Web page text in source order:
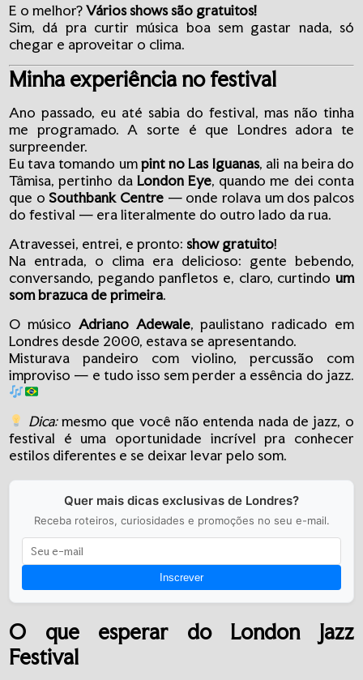
E o melhor?Vários shows são gratuitos!
Sim, dá pra curtir música boa sem gastar nada, só
chegar e aproveitar o clima.
Minha experiência no festival
Ano passado, eu até sabia do festival, mas não tinha
me programado. A sorte é que Londres adora te
surpreender.
Eu tava tomando umpint no Las Iguanas, ali na beira do
Tâmisa, pertinho da London Eye, quando me dei conta
que oSouthbank Centre — onde rolava um dos palcos
do festival — era literalmente do outro lado da rua.
Atravessei, entrei, e pronto: show gratuito!
Na entrada, o clima era delicioso: gente bebendo,
conversando, pegando panfletos e, claro, curtindo um
som brazuca de primeira.
O músico Adriano Adewale, paulistano radicado em
Londres desde 2000, estava se apresentando.
Misturava pandeiro com violino, percussão com
improviso — e tudo isso sem perder a essência do jazz.
Dica:mesmo que você não entenda nada de jazz, o
festival é uma oportunidade incrível pra conhecer
estilos diferentes e se deixar levar pelo som.
Quer mais dicas exclusivas de Londres?
Receba roteiros, curiosidades e promoções no seu e-mail.
Inscrever
O que esperar do London Jazz
Festival